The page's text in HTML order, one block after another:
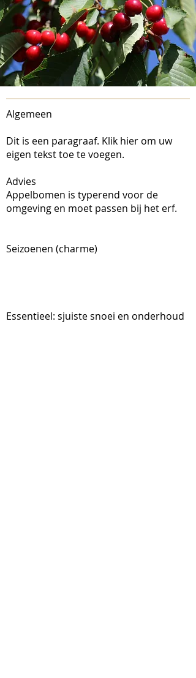
Algemeen
Dit is een paragraaf. Klik hier om uw
eigen tekst toe te voegen.
Advies
Appelbomen is typerend voor de
omgeving en moet passen bij het erf.
Seizoenen (charme)
Essentieel: sjuiste snoei en onderhoud